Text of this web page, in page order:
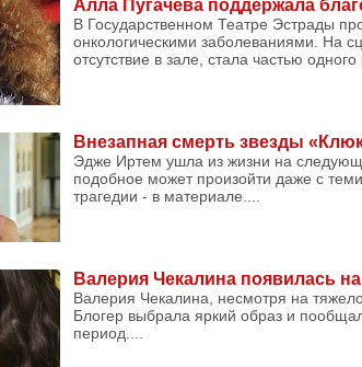
Алла Пугачева поддержала
В Государственном Театре Эстрады
онкологическими заболеваниями. На
отсутствие в зале, стала частью
Внезапная смерть звезды
Эдже Иртем ушла из жизни на
подобное может произойти даже с
трагедии - в материале....
Валерия Чекалина появилась
Валерия Чекалина, несмотря на
Блогер выбрала яркий образ и
период....